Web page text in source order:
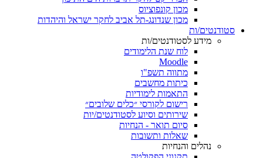
מכון קונפוציוס
מכון שנדונג-תל אביב לחקר ישראל והיהדות
סטודנטים/ות
מידע לסטודנטים/ות
לוח שנת הלימודים
Moodle
מתווה תשפ"ו
כיתות מחשבים
התאמות לימודיות
רישום לקורסי ״כלים שלובים״
שירותים וסיוע לסטודנטים/יות
סיום תואר - הנחיות
שאלות ותשובות
נהלים והנחיות